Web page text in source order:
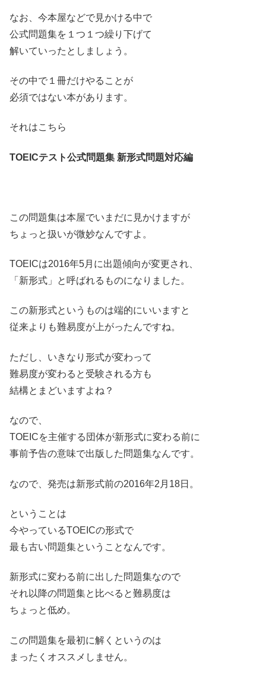
なお、今本屋などで見かける中で
公式問題集を１つ１つ繰り下げて
解いていったとしましょう。
その中で１冊だけやることが
必須ではない本があります。
それはこちら
TOEICテスト公式問題集 新形式問題対応編
この問題集は本屋でいまだに見かけますが
ちょっと扱いが微妙なんですよ。
TOEICは2016年5月に出題傾向が変更され、
「新形式」と呼ばれるものになりました。
この新形式というものは端的にいいますと
従来よりも難易度が上がったんですね。
ただし、いきなり形式が変わって
難易度が変わると受験される方も
結構とまどいますよね？
なので、
TOEICを主催する団体が新形式に変わる前に
事前予告の意味で出版した問題集なんです。
なので、発売は新形式前の2016年2月18日。
ということは
今やっているTOEICの形式で
最も古い問題集ということなんです。
新形式に変わる前に出した問題集なので
それ以降の問題集と比べると難易度は
ちょっと低め。
この問題集を最初に解くというのは
まったくオススメしません。